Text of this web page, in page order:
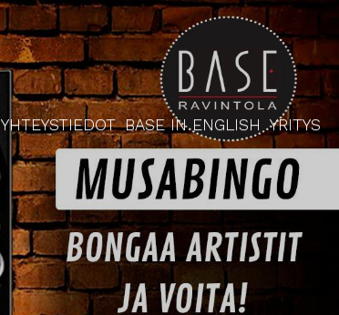
YHTEYSTIEDOT BASE IN ENGLISH YRITYS